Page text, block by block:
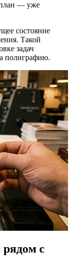
план — уже
состояние
Такой
задач
полиграфию.
с